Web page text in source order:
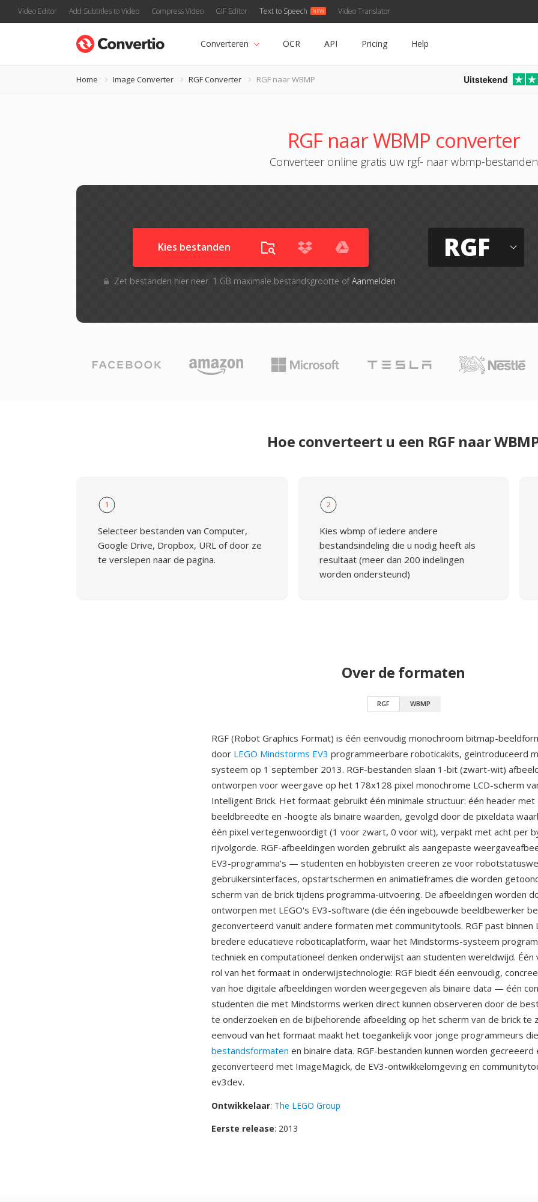
Video Editor Add Subtitles to Video Compress Video GIF Editor Text to Speech Video Translator
Converteren OCR API Pricing Help
Home Image Converter RGF Converter RGF naar WBMP Uitstekend
RGF naar WBMP converter
Converteer online gratis uw rgf- naar wbmp-bestanden
Kies bestanden
Zet bestanden hier neer. 1 GB maximale bestandsgrootte ofAanmelden
RGF
Hoe converteert u een RGF naar
1
Selecteer bestanden van Computer,
Google Drive, Dropbox, URL of door ze
te verslepen naar de pagina.
2
Kies wbmp of iedere andere
bestandsindeling die u nodig heeft als
resultaat (meer dan 200 indelingen
worden ondersteund)
Over de formaten
RGF WBMP
RGF (Robot Graphics Format) is één eenvoudig monochroom bitmap-
door LEGO Mindstorms EV3 programmeerbare roboticakits, geintroduceerd
systeem op 1 september 2013. RGF-bestanden slaan 1-bit (zwart-wit)
ontworpen voor weergave op het 178x128 pixel monochrome LCD-scherm
Intelligent Brick. Het formaat gebruikt één minimale structuur: één header met
beeldbreedte en -hoogte als binaire waarden, gevolgd door de pixeldata
één pixel vertegenwoordigt (1 voor zwart, 0 voor wit), verpakt met acht per
rijvolgorde. RGF-afbeeldingen worden gebruikt als aangepaste
EV3-programma's — studenten en hobbyisten creeren ze voor
gebruikersinterfaces, opstartschermen en animatieframes die worden
scherm van de brick tijdens programma-uitvoering. De afbeeldingen worden
ontworpen met LEGO's EV3-software (die één ingebouwde beeldbewerker
geconverteerd vanuit andere formaten met communitytools. RGF past binnen
bredere educatieve roboticaplatform, waar het Mindstorms-systeem
techniek en computationeel denken onderwijst aan studenten wereldwijd. Één
rol van het formaat in onderwijstechnologie: RGF biedt één eenvoudig,
van hoe digitale afbeeldingen worden weergegeven als binaire data — één
studenten die met Mindstorms werken direct kunnen observeren door de
te onderzoeken en de bijbehorende afbeelding op het scherm van de brick te
eenvoud van het formaat maakt het toegankelijk voor jonge programmeurs
bestandsformaten en binaire data. RGF-bestanden kunnen worden gecreeerd
geconverteerd met ImageMagick, de EV3-ontwikkelomgeving en
ev3dev.
Ontwikkelaar: The LEGO Group
Eerste release: 2013